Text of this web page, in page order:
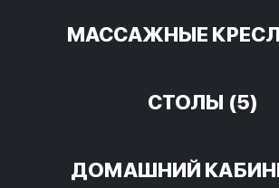
МАССАЖНЫЕ
СТОЛЫ (5)
ДОМАШНИЙ